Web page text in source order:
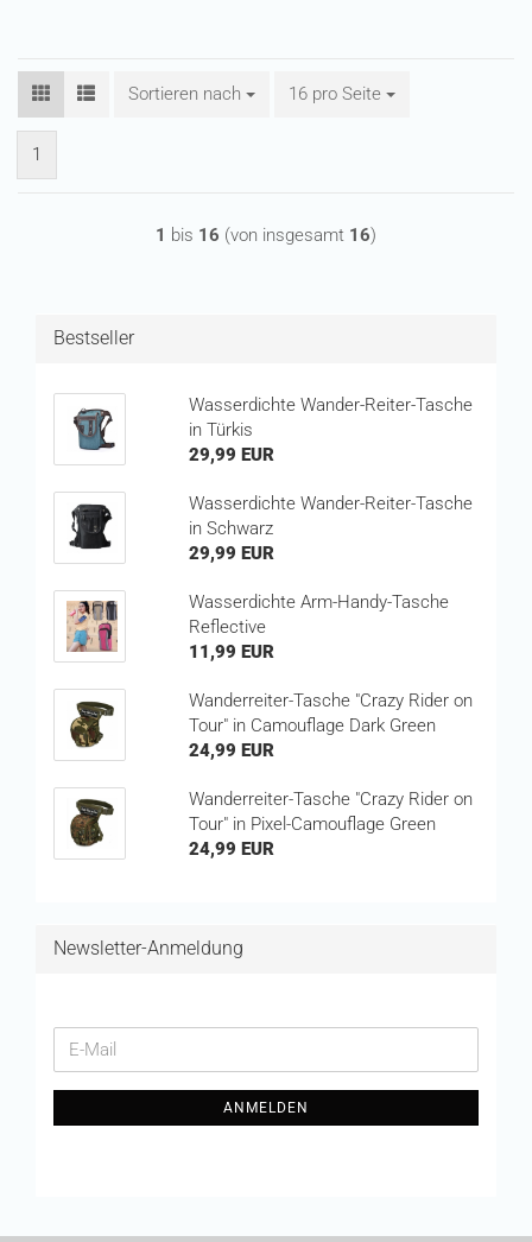
Sortieren nach
Sortieren nach 16 pro Seite
pro Seite
1
1 bis 16 (von insgesamt 16)
Bestseller
Wasserdichte Wander-Reiter-Tasche
in Türkis
29,99 EUR
Wasserdichte Wander-Reiter-Tasche
in Schwarz
29,99 EUR
Wasserdichte Arm-Handy-Tasche
Reflective
11,99 EUR
Wanderreiter-Tasche "Crazy Rider on
Tour" in Camouflage Dark Green
24,99 EUR
Wanderreiter-Tasche "Crazy Rider on
Tour" in Pixel-Camouflage Green
24,99 EUR
Newsletter-Anmeldung
WEITER
ZUR
NEWSLETTER-
E-
Mail
ANMELDEN